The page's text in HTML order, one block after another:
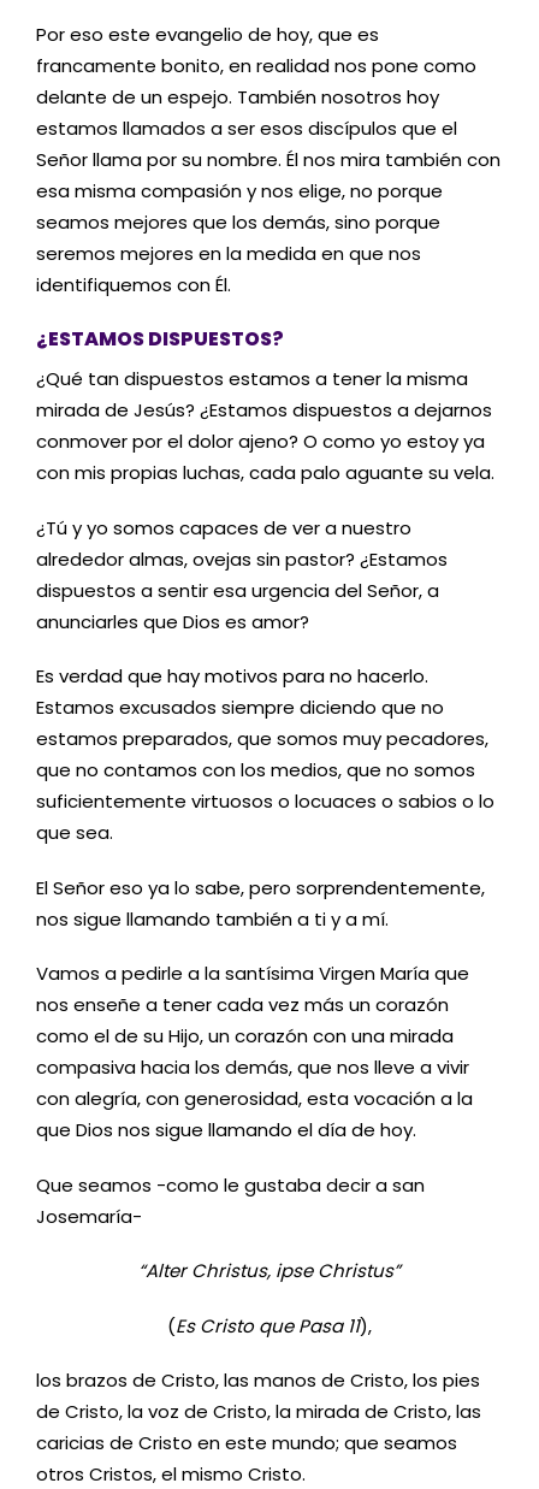
Por eso este evangelio de hoy, que es
francamente bonito, en realidad nos pone como
delante de un espejo. También nosotros hoy
estamos llamados a ser esos discípulos que el
Señor llama por su nombre. Él nos mira también con
esa misma compasión y nos elige, no porque
seamos mejores que los demás, sino porque
seremos mejores en la medida en que nos
identifiquemos con Él.
¿ESTAMOS DISPUESTOS?
¿Qué tan dispuestos estamos a tener la misma
mirada de Jesús? ¿Estamos dispuestos a dejarnos
conmover por el dolor ajeno? O como yo estoy ya
con mis propias luchas, cada palo aguante su vela.
¿Tú y yo somos capaces de ver a nuestro
alrededor almas, ovejas sin pastor? ¿Estamos
dispuestos a sentir esa urgencia del Señor, a
anunciarles que Dios es amor?
Es verdad que hay motivos para no hacerlo.
Estamos excusados siempre diciendo que no
estamos preparados, que somos muy pecadores,
que no contamos con los medios, que no somos
suficientemente virtuosos o locuaces o sabios o lo
que sea.
El Señor eso ya lo sabe, pero sorprendentemente,
nos sigue llamando también a ti y a mí.
Vamos a pedirle a la santísima Virgen María que
nos enseñe a tener cada vez más un corazón
como el de su Hijo, un corazón con una mirada
compasiva hacia los demás, que nos lleve a vivir
con alegría, con generosidad, esta vocación a la
que Dios nos sigue llamando el día de hoy.
Que seamos -como le gustaba decir a san
Josemaría-
“Alter Christus, ipse Christus”
(Es Cristo que Pasa 11),
los brazos de Cristo, las manos de Cristo, los pies
de Cristo, la voz de Cristo, la mirada de Cristo, las
caricias de Cristo en este mundo; que seamos
otros Cristos, el mismo Cristo.